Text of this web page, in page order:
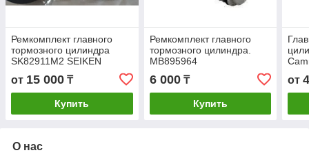
Ремкомплект главного
тормозного цилиндра
SK82911M2 SEIKEN
от 15 000 ₸
Купить
Ремкомплект главного
тормозного цилиндра.
MB895964
6 000₸
Купить
от
О нас